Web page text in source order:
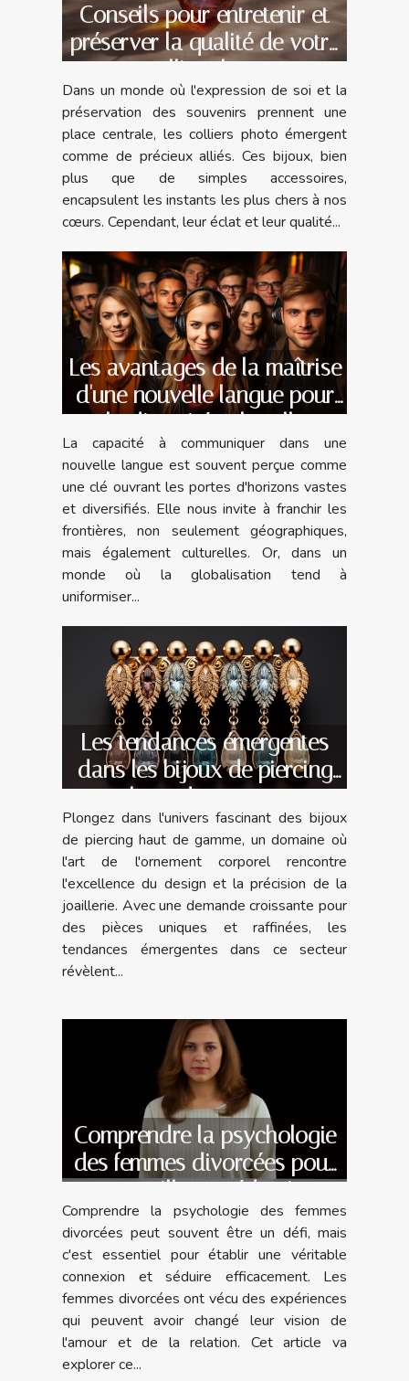
Conseils pour entretenir et
préserver la qualité de votre
collier photo
Dans un monde où l'expression de soi et la
préservation des souvenirs prennent une
place centrale, les colliers photo émergent
comme de précieux alliés. Ces bijoux, bien
plus que de simples accessoires,
encapsulent les instants les plus chers à nos
cœurs. Cependant, leur éclat et leur qualité...
Les avantages de la maîtrise
d'une nouvelle langue pour
la diversité culturelle
La capacité à communiquer dans une
nouvelle langue est souvent perçue comme
une clé ouvrant les portes d'horizons vastes
et diversifiés. Elle nous invite à franchir les
frontières, non seulement géographiques,
mais également culturelles. Or, dans un
monde où la globalisation tend à
uniformiser...
Les tendances émergentes
dans les bijoux de piercing
haut de gamme
Plongez dans l'univers fascinant des bijoux
de piercing haut de gamme, un domaine où
l'art de l'ornement corporel rencontre
l'excellence du design et la précision de la
joaillerie. Avec une demande croissante pour
des pièces uniques et raffinées, les
tendances émergentes dans ce secteur
révèlent...
Comprendre la psychologie
des femmes divorcées pour
une meilleure séduction
Comprendre la psychologie des femmes
divorcées peut souvent être un défi, mais
c'est essentiel pour établir une véritable
connexion et séduire efficacement. Les
femmes divorcées ont vécu des expériences
qui peuvent avoir changé leur vision de
l'amour et de la relation. Cet article va
explorer ce...